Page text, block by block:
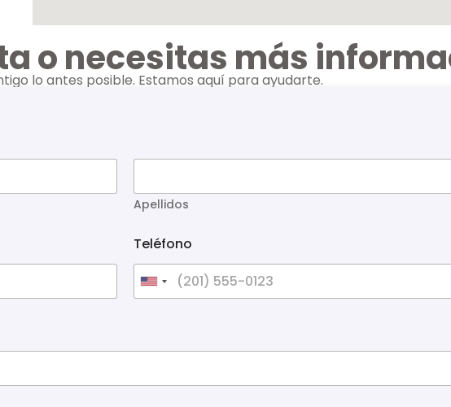
o necesitas más
lo antes posible. Estamos aquí para ayudarte.
Apellidos
Teléfono
United States +1